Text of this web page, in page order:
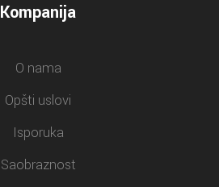
Kompanija
O nama
Opšti uslovi
Isporuka
Saobraznost